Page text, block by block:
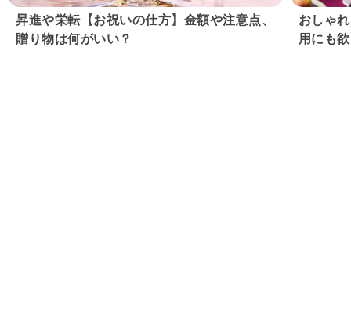
昇進や栄転【お祝いの仕方】金額や注意点、
贈り物は何がいい？
おしゃ
用にも